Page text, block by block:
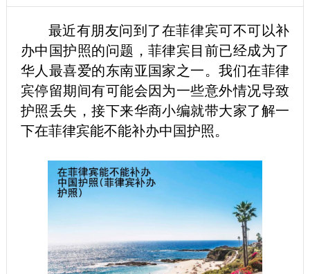
最近有朋友问到了在菲律宾可不可以补
办中国护照的问题，菲律宾目前已经成为了
华人最喜爱的东南亚国家之一。我们在菲律
宾停留期间有可能会因为一些意外情况导致
护照丢失，接下来华商小编就带大家了解一
下在菲律宾能不能补办中国护照。